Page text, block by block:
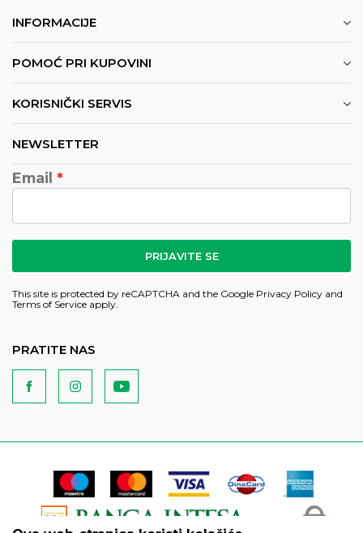
INFORMACIJE
POMOĆ PRI KUPOVINI
KORISNIČKI SERVIS
NEWSLETTER
Email
PRIJAVITE SE
This site is protected by reCAPTCHA and the Google Privacy Policy and
Terms of Service apply.
PRATITE NAS